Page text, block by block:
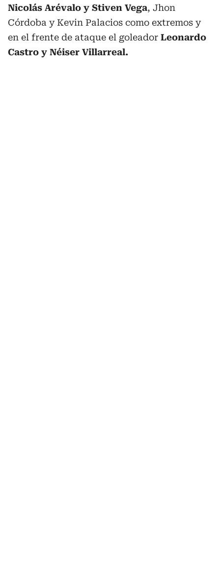
Nicolás Arévalo y Stiven Vega, Jhon
Córdoba y Kevin Palacios como extremos y
en el frente de ataque el goleador Leonardo
Castro y Néiser Villarreal.